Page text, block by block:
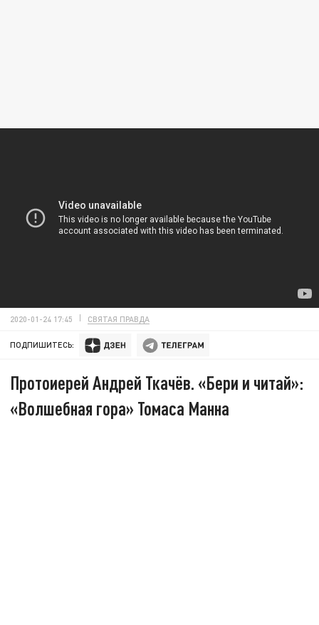
2020-01-24 17:45 СВЯТАЯ ПРАВДА
ПОДПИШИТЕСЬ:
Протоиерей Андрей Ткачёв. «Бери и читай»:
«Волшебная гора» Томаса Манна